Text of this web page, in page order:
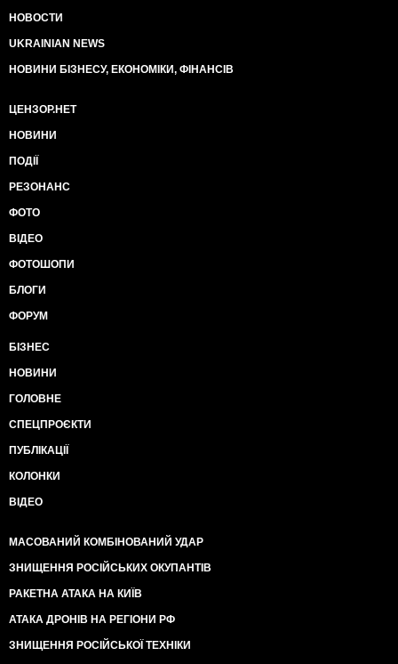
НОВОСТИ
UKRAINIAN NEWS
НОВИНИ БІЗНЕСУ, ЕКОНОМІКИ, ФІНАНСІВ
ЦЕНЗОР.НЕТ
НОВИНИ
ПОДІЇ
РЕЗОНАНС
ФОТО
ВІДЕО
ФОТОШОПИ
БЛОГИ
ФОРУМ
БІЗНЕС
НОВИНИ
ГОЛОВНЕ
СПЕЦПРОЄКТИ
ПУБЛІКАЦІЇ
КОЛОНКИ
ВІДЕО
МАСОВАНИЙ КОМБІНОВАНИЙ УДАР
ЗНИЩЕННЯ РОСІЙСЬКИХ ОКУПАНТІВ
РАКЕТНА АТАКА НА КИЇВ
АТАКА ДРОНІВ НА РЕГІОНИ РФ
ЗНИЩЕННЯ РОСІЙСЬКОЇ ТЕХНІКИ